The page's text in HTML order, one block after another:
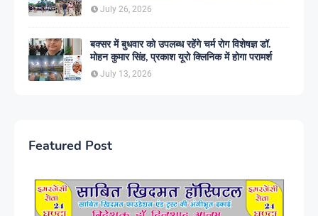
July 26, 2026
बक्सर में बुधवार को उपलब्ध रहेंगे चर्म रोग विशेषज्ञ डॉ.
मोहन कुमार सिंह, प्रकाश यूरो क्लिनिक में होगा परामर्श
July 13, 2026
Featured Post